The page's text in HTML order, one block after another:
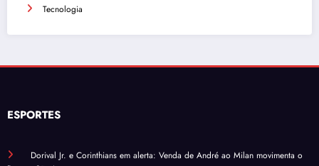
Tecnologia
ESPORTES
Dorival Jr. e Corinthians em alerta: Venda de André ao Milan movimenta o